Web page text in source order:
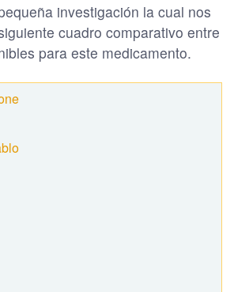
investigación la cual nos
cuadro comparativo entre
para este medicamento.